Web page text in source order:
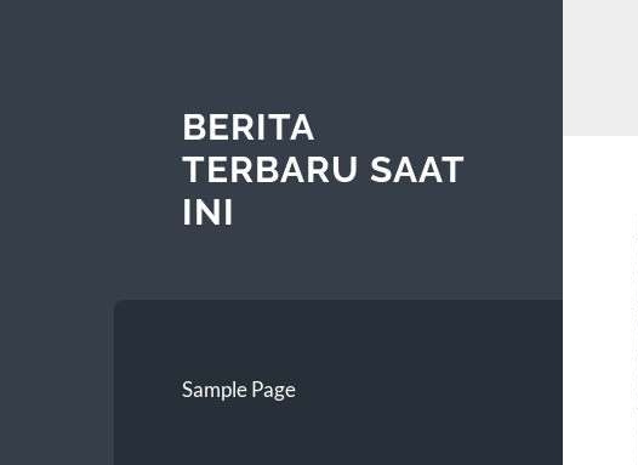
BERITA
TERBARU SAAT
INI
Sample Page